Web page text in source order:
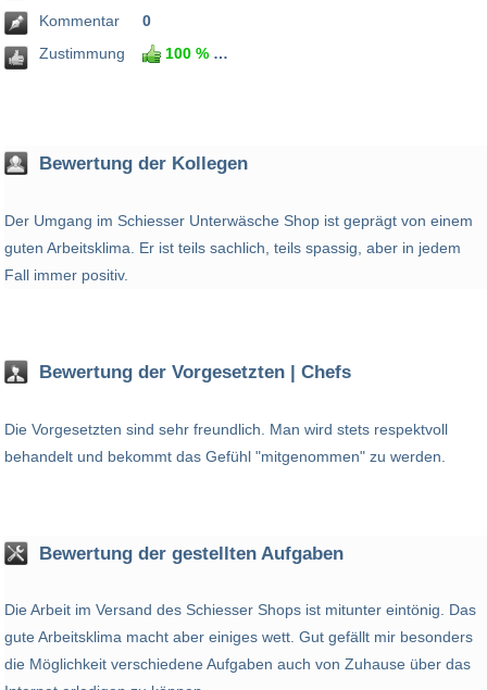
Kommentar
Zustimmung
0
100 %
Bewertung der Kollegen
Der Umgang im Schiesser Unterwäsche Shop ist geprägt von einem
guten Arbeitsklima. Er ist teils sachlich, teils spassig, aber in jedem
Fall immer positiv.
Bewertung der Vorgesetzten | Chefs
Die Vorgesetzten sind sehr freundlich. Man wird stets respektvoll
behandelt und bekommt das Gefühl "mitgenommen" zu werden.
Bewertung der gestellten Aufgaben
Die Arbeit im Versand des Schiesser Shops ist mitunter eintönig. Das
gute Arbeitsklima macht aber einiges wett. Gut gefällt mir besonders
die Möglichkeit verschiedene Aufgaben auch von Zuhause über das